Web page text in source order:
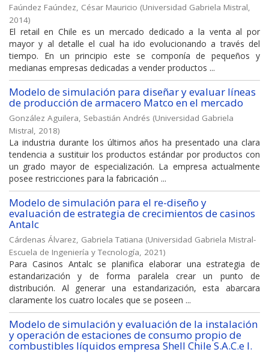
Faúndez Faúndez, César Mauricio (Universidad Gabriela Mistral,
2014)
El retail en Chile es un mercado dedicado a la venta al por
mayor y al detalle el cual ha ido evolucionando a través del
tiempo. En un principio este se componía de pequeños y
medianas empresas dedicadas a vender productos ...
Modelo de simulación para diseñar y evaluar líneas
de producción de armacero Matco en el mercado
González Aguilera, Sebastián Andrés (Universidad Gabriela
Mistral, 2018)
La industria durante los últimos años ha presentado una clara
tendencia a sustituir los productos estándar por productos con
un grado mayor de especialización. La empresa actualmente
posee restricciones para la fabricación ...
Modelo de simulación para el re-diseño y
evaluación de estrategia de crecimientos de casinos
Antalc
Cárdenas Álvarez, Gabriela Tatiana (Universidad Gabriela Mistral-
Escuela de Ingeniería y Tecnología, 2021)
Para Casinos Antalc se planifica elaborar una estrategia de
estandarización y de forma paralela crear un punto de
distribución. Al generar una estandarización, esta abarcara
claramente los cuatro locales que se poseen ...
Modelo de simulación y evaluación de la instalación
y operación de estaciones de consumo propio de
combustibles líquidos empresa Shell Chile S.A.C.e I.